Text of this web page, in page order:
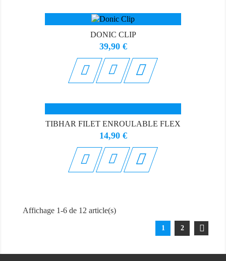
DONIC CLIP
Prix
39,90 €

TIBHAR FILET ENROULABLE FLEX
Prix
14,90 €

Affichage 1-6 de 12 article(s)
1 2